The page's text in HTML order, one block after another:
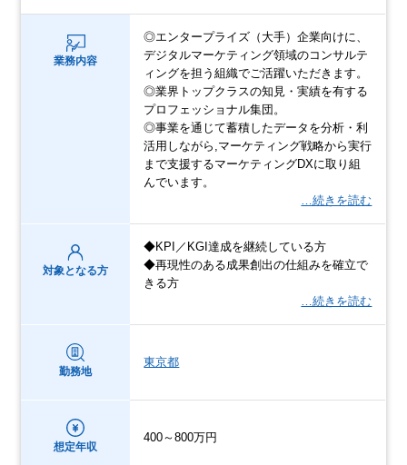
業務内容
◎エンタープライズ（大手）企業向けに、
デジタルマーケティング領域のコンサルテ
ィングを担う組織でご活躍いただきます。
◎業界トップクラスの知見・実績を有する
プロフェッショナル集団。
◎事業を通じて蓄積したデータを分析・利
活用しながら,マーケティング戦略から実行
まで支援するマーケティングDXに取り組
んでいます。
…続きを読む
対象となる方
◆KPI／KGI達成を継続している方
◆再現性のある成果創出の仕組みを確立で
きる方
…続きを読む
勤務地
東京都
想定年収
400～800万円